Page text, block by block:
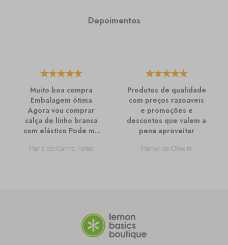
Depoimentos
Muito boa compra
Embalagem ótima
Agora vou comprar
calça de linho branca
com elástico Pode me
informações sobre
Maria do Carmo Feitas
Produtos de qualidade
com preços razoaveis
e promoções e
descontos que valem a
pena aproveitar
Marley de Oliveira